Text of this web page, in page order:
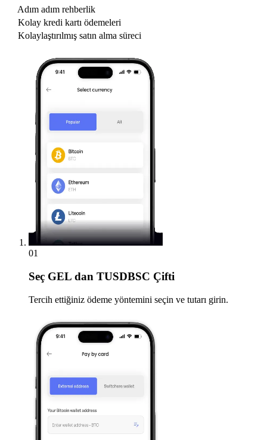
Adım adım rehberlik
Kolay kredi kartı ödemeleri
Kolaylaştırılmış satın alma süreci
01
Seç GEL dan TUSDBSC Çifti
Tercih ettiğiniz ödeme yöntemini seçin ve tutarı girin.